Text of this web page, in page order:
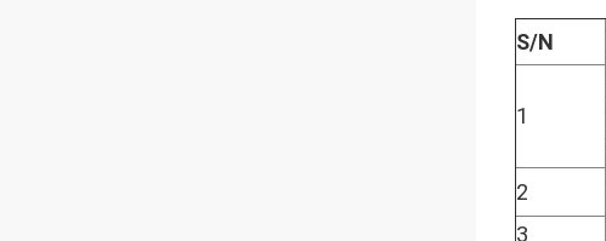
S/N
1
2
3